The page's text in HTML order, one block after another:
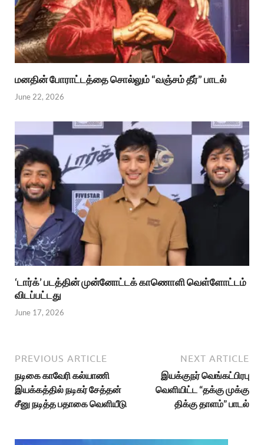
மனதின் போராட்டத்தை சொல்லும் “வஞ்சம் தீர்” பாடல்
June 22, 2026
‘டார்க்’ படத்தின் முன்னோட்டக் காணொளி வெள்ளோட்டம்
விடப்பட்டது
June 17, 2026
PREVIOUS ARTICLE
நடிகை காவேரி கல்யாணி
இயக்கத்தில் நடிகர் சேத்தன்
சீனு நடித்த பதாகை வெளியீடு
NEXT ARTICLE
இயக்குநர் வெங்கட்பிரபு
வெளியிட்ட “தக்கு முக்கு
திக்கு தாளம்” பாடல்